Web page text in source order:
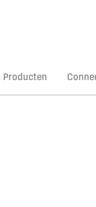
Producten